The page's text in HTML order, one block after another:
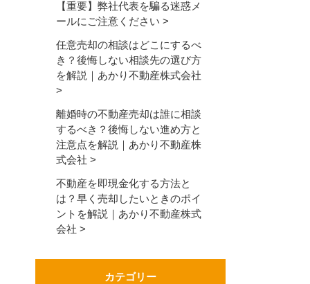
【重要】弊社代表を騙る迷惑メ
ールにご注意ください
任意売却の相談はどこにするべ
き？後悔しない相談先の選び方
を解説｜あかり不動産株式会社
離婚時の不動産売却は誰に相談
するべき？後悔しない進め方と
注意点を解説｜あかり不動産株
式会社
不動産を即現金化する方法と
は？早く売却したいときのポイ
ントを解説｜あかり不動産株式
会社
カテゴリー